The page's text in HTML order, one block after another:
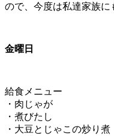
ので、今度は私達家族に
金曜日
給食メニュー
・肉じゃが
・煮びたし
・大豆とじゃこの炒り煮